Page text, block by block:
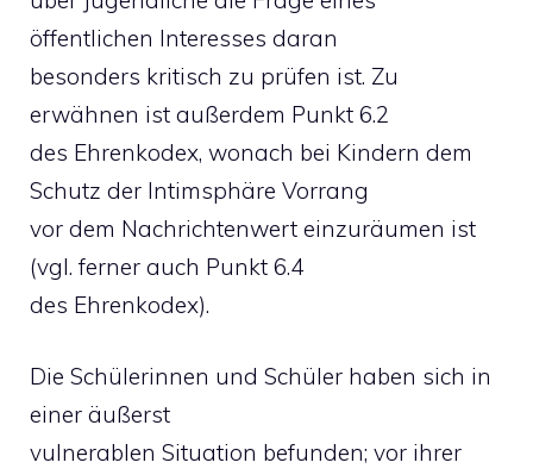
öffentlichen Interesses daran
besonders kritisch zu prüfen ist. Zu
erwähnen ist außerdem Punkt 6.2
des Ehrenkodex, wonach bei Kindern dem
Schutz der Intimsphäre Vorrang
vor dem Nachrichtenwert einzuräumen ist
(vgl. ferner auch Punkt 6.4
des Ehrenkodex).
Die Schülerinnen und Schüler haben sich in
einer äußerst
vulnerablen Situation befunden; vor ihrer